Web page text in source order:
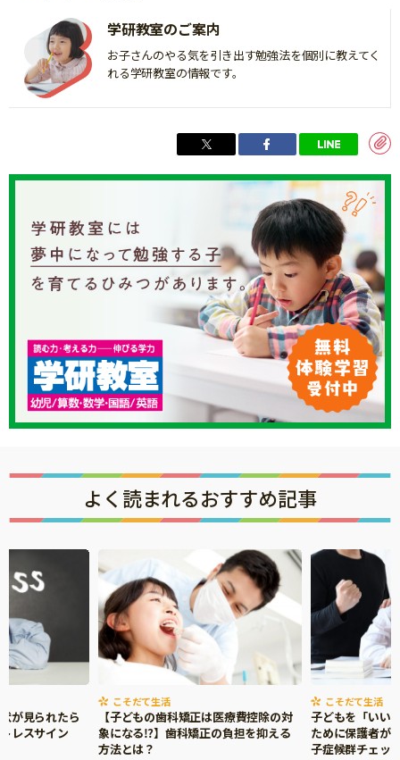
学研教室のご案内
お子さんのやる気を引き出す勉強法を個別に教えてく
れる学研教室の情報です。
よく読まれるおすすめ記事
が見られたら
レスサイン
こそだて生活
【子どもの歯科矯正は医療費控除の対
象になる⁉】歯科矯正の負担を抑える
方法とは？
こそだて生活
子どもを「いい
ために保護者が
子症候群チェッ